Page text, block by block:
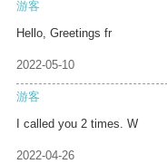
游客
Hello, Greetings fr
2022-05-10
游客
I called you 2 times. W
2022-04-26